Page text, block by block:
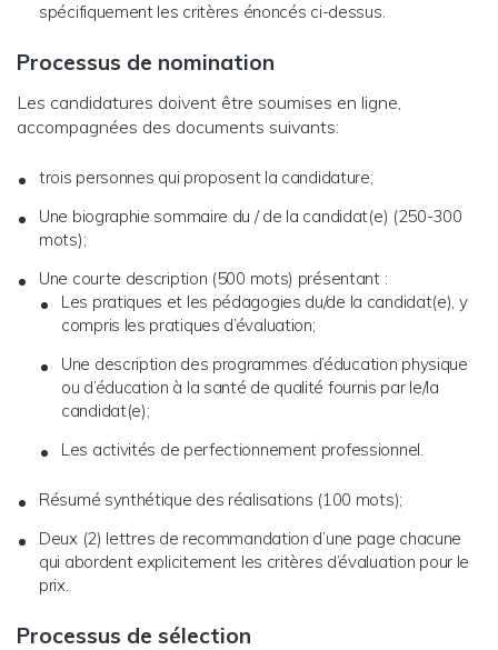
spécifiquement les critères énoncés ci-dessus.
Processus de nomination
Les candidatures doivent être soumises en ligne,
accompagnées des documents suivants:
trois personnes qui proposent la candidature;
Une biographie sommaire du / de la candidat(e) (250-300
mots);
Une courte description (500 mots) présentant :
Les pratiques et les pédagogies du/de la candidat(e), y
compris les pratiques d’évaluation;
Une description des programmes d’éducation physique
ou d’éducation à la santé de qualité fournis par le/la
candidat(e);
Les activités de perfectionnement professionnel.
Résumé synthétique des réalisations (100 mots);
Deux (2) lettres de recommandation d’une page chacune
qui abordent explicitement les critères d’évaluation pour le
prix.
Processus de sélection